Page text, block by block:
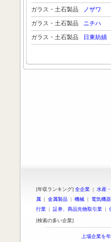
ガラス・土石製品
ノザワ
ガラス・土石製品
ニチハ
ガラス・土石製品
日東紡績
[年収ランキング] 全企業 | 水産
属 | 金属製品 | 機械 | 電気機器
行業 | 証券、商品先物取引業 |
[検索の多い企業]
上場企業を